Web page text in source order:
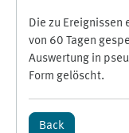
Die zu Ereignissen
von 60 Tagen
Auswertung in
Form gelöscht.
Back